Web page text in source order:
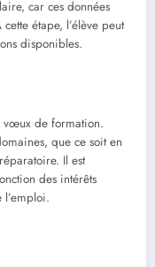
car ces données
étape, l’élève peut
disponibles.
vœux de formation.
que ce soit en
Il est
des intérêts
l’emploi.